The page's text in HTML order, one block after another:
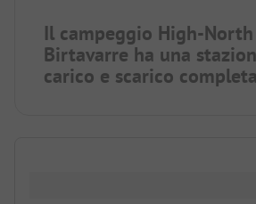
Il campeggio High-North
Birtavarre ha una
carico e scarico